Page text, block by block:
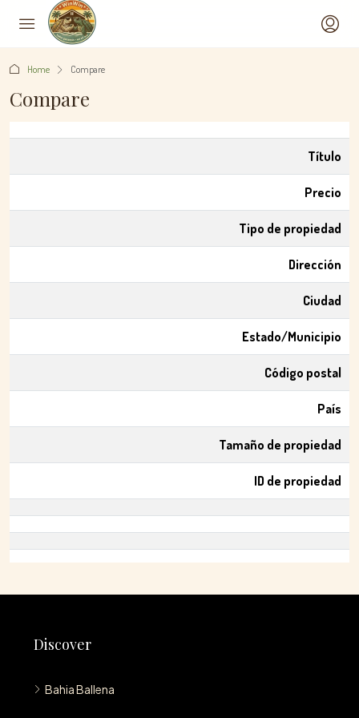
Home Compare
Compare
Título
Precio
Tipo de propiedad
Dirección
Ciudad
Estado/Municipio
Código postal
País
Tamaño de propiedad
ID de propiedad
Discover
Bahia Ballena